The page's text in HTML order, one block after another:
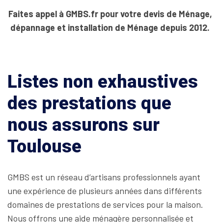
Faites appel à GMBS.fr pour votre devis de Ménage,
dépannage et installation de Ménage depuis 2012.
Listes non exhaustives
des prestations que
nous assurons sur
Toulouse
GMBS est un réseau d’artisans professionnels ayant
une expérience de plusieurs années dans différents
domaines de prestations de services pour la maison.
Nous offrons une aide ménagère personnalisée et